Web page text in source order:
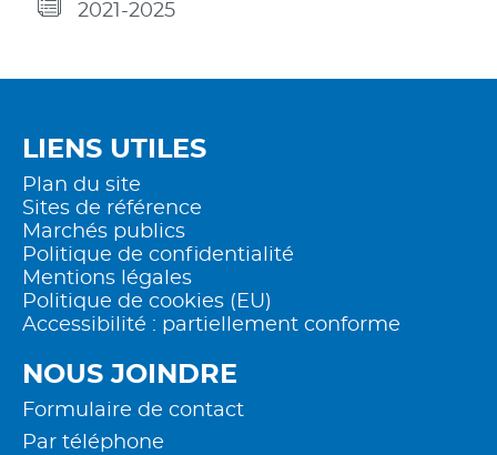
2021-2025
LIENS UTILES
Plan du site
Sites de référence
Marchés publics
Politique de confidentialité
Mentions légales
Politique de cookies (EU)
Accessibilité : partiellement conforme
NOUS JOINDRE
Formulaire de contact
Par téléphone